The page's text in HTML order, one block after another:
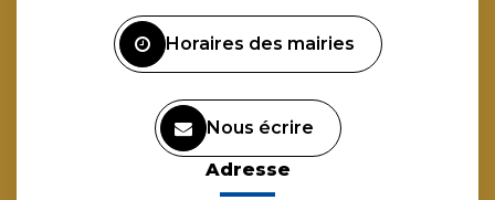
Horaires des mairies
Nous écrire
Adresse